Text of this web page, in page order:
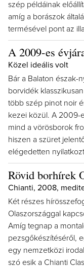
szép példáinak
amíg a borászok
termésével pont az
A 2009-es
Közel ideális volt
Bár a Balaton
borvidék
több szép pinot noir
kezei közül. A 2009-
mind a vörösborok
hiszen a szüret
elégedetten
Rövid borhírek
Chianti, 2008,
Két részes
Olaszországgal
Amíg tegnap a
pezsgőkészítéséről,
egy nemzetközi
szó esik a Chianti